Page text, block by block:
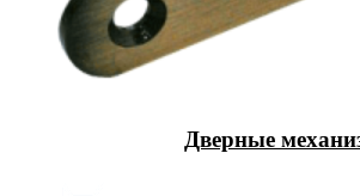
Дверные